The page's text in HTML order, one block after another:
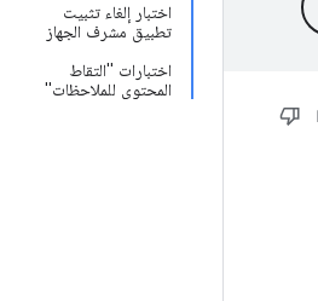
اختبار إلغاء تثبيت
تطبيق مشرف الجهاز
اختبارات "التقاط
المحتوى للملاحظات"